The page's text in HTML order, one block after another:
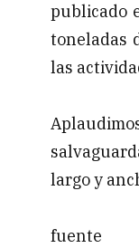
publicado
toneladas
las
largo y
fuente